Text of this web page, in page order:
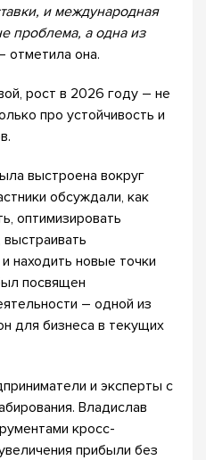
и международная
проблема, а одна из
отметила она.
рост в 2026 году – не
про устойчивость и
выстроена вокруг
обсуждали, как
оптимизировать
находить новые точки
посвящен
– одной из
для бизнеса в текущих
и эксперты с
Владислав
кросс-
прибыли без